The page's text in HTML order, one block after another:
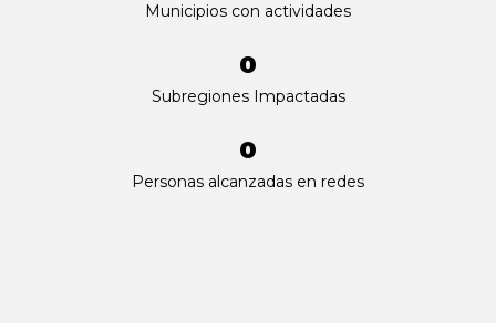
Municipios con actividades
Subregiones Impactadas
0
Personas alcanzadas en redes
0